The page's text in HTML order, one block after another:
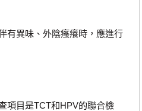
異味、外陰瘙癢時，應進行
目是TCT和HPV的聯合檢